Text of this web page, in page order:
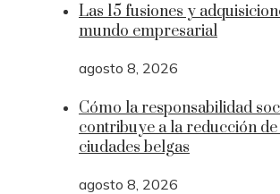
Las 15 fusiones y
mundo empresarial
agosto 8, 2026
Cómo la responsabilidad
contribuye a la reducción
ciudades belgas
agosto 8, 2026